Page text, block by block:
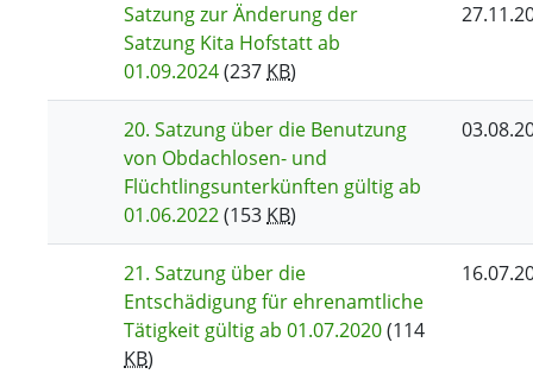
Satzung zur Änderung der
Satzung Kita Hofstatt ab
01.09.2024(237KB)
20. Satzung über die Benutzung
von Obdachlosen- und
Flüchtlingsunterkünften gültig ab
01.06.2022(153KB)
21. Satzung über die
Entschädigung für ehrenamtliche
Tätigkeit gültig ab 01.07.2020(114
KB)